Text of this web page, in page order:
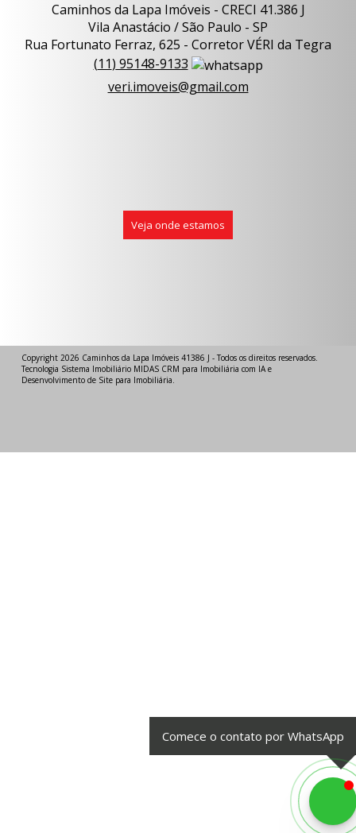
Caminhos da Lapa Imóveis - CRECI 41.386 J
Vila Anastácio / São Paulo - SP
Rua Fortunato Ferraz, 625 - Corretor VÉRI da Tegra
(11) 95148-9133
veri.imoveis@gmail.com
Veja onde estamos
Comece o contato por WhatsApp
Copyright 2026 Caminhos da Lapa Imóveis 41386 J - Todos os direitos reservados.
Tecnologia Sistema Imobiliário MIDAS CRM para Imobiliária com IAe
Desenvolvimento de Site para Imobiliária.